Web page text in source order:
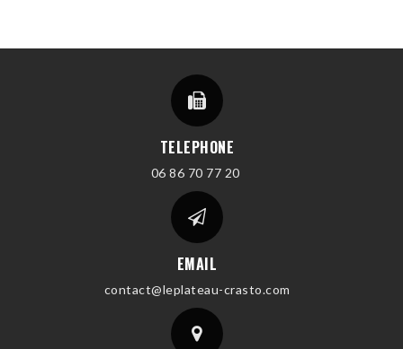
TELEPHONE
06 86 70 77 20
EMAIL
contact@leplateau-crasto.com